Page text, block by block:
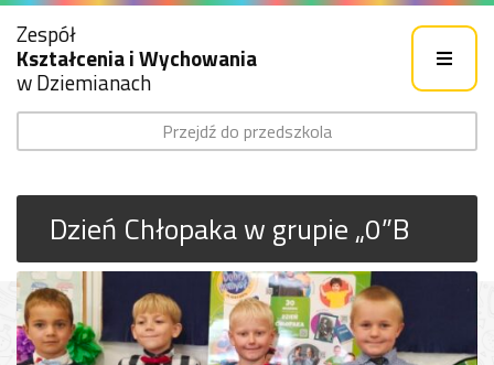
Zespół
Kształcenia i Wychowania
w Dziemianach
Przejdź do przedszkola
Dzień Chłopaka w grupie „0”B